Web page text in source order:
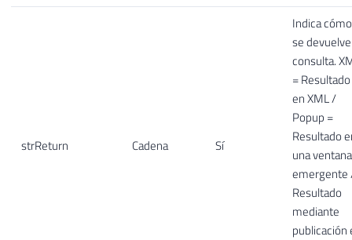
strReturn Cadena Sí
Indica cómo
se
consulta.
= Resultado
en XML /
Popup =
Resultado
una ventana
Resultado
mediante
publicación